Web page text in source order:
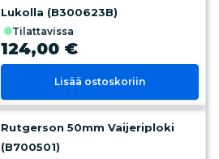
Lukolla (B300623B)
tilattavissa
124,00 €
Lisää ostoskoriin
Rutgerson 50mm Vaijeriploki
(B700501)